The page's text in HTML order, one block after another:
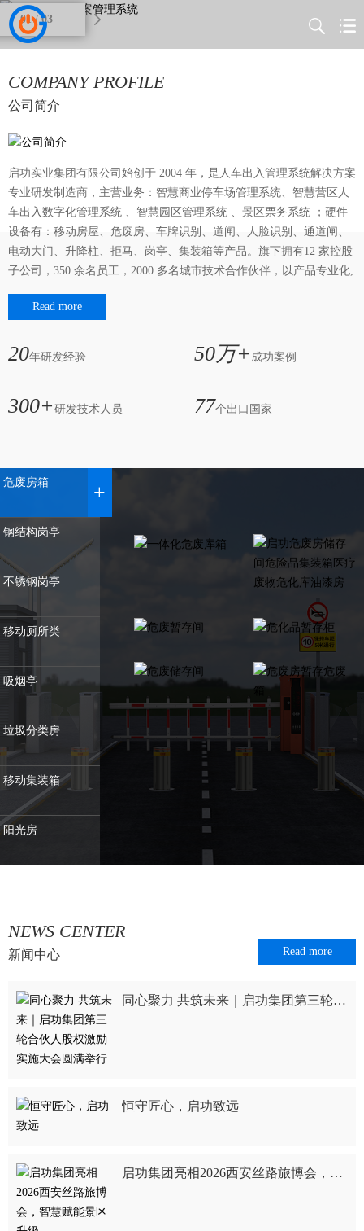
01 / 03
COMPANY PROFILE
公司简介
启功实业集团有限公司始创于 2004 年，是人车出入管理系统解决方案
专业研发制造商，主营业务：智慧商业停车场管理系统、智慧营区人
车出入数字化管理系统 、智慧园区管理系统 、景区票务系统 ；硬件
设备有：移动房屋、危废房、车牌识别、道闸、人脸识别、通道闸、
电动大门、升降柱、拒马、岗亭、集装箱等产品。旗下拥有12 家控股
子公司，350 余名员工，2000 多名城市技术合作伙伴，以产品专业化,
Read more
20年研发经验 50万+ 成功案例
300+ 研发技术人员 77个出口国家
危废房箱 +
钢结构岗亭
不锈钢岗亭
移动厕所类
吸烟亭
垃圾分类房
移动集装箱
阳光房
NEWS CENTER
新闻中心 Read more
同心聚力 共筑未来｜启功集团第三轮合伙人股权激励实施大会圆满举行
恒守匠心，启功致远
启功集团亮相2026西安丝路旅博会，智慧赋能景区升级